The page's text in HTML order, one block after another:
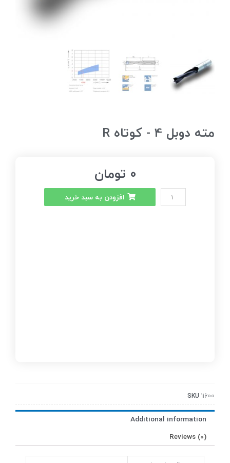
0 تومان
افزودن به سبد خرید
مته دوبل 4 - کوتاه R
SKU 11600
Additional information
Reviews (0)